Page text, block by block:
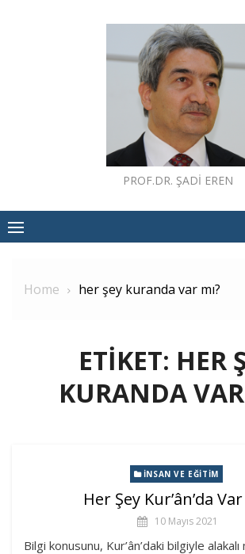
PROF.DR. ŞADI EREN
Home her şey kuranda var mı?
ETIKET: HER
KURANDA
İNSAN VE EĞITIM
Her Şey Kur’ân’da Var
10 Mayıs 2021
Bilgi konusunu, Kur’ân’daki bilgiyle